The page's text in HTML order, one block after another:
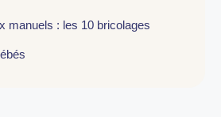
manuels : les 10 bricolages